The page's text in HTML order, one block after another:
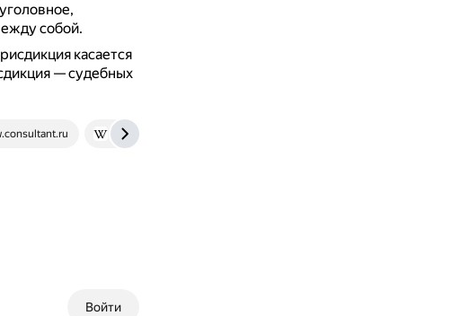
собой.
касается
— судебных
ru.wikipedia.org
Войти